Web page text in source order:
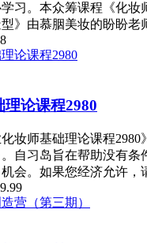
习。本众筹课程《化妆
》由慕胭美妆的盼盼老
论课程2980
妆师基础理论课程2980
自习岛旨在帮助没有条
会。如果您经济允许，